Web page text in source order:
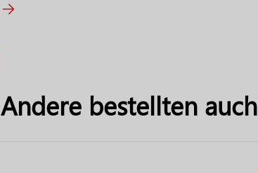
Andere bestellten auch